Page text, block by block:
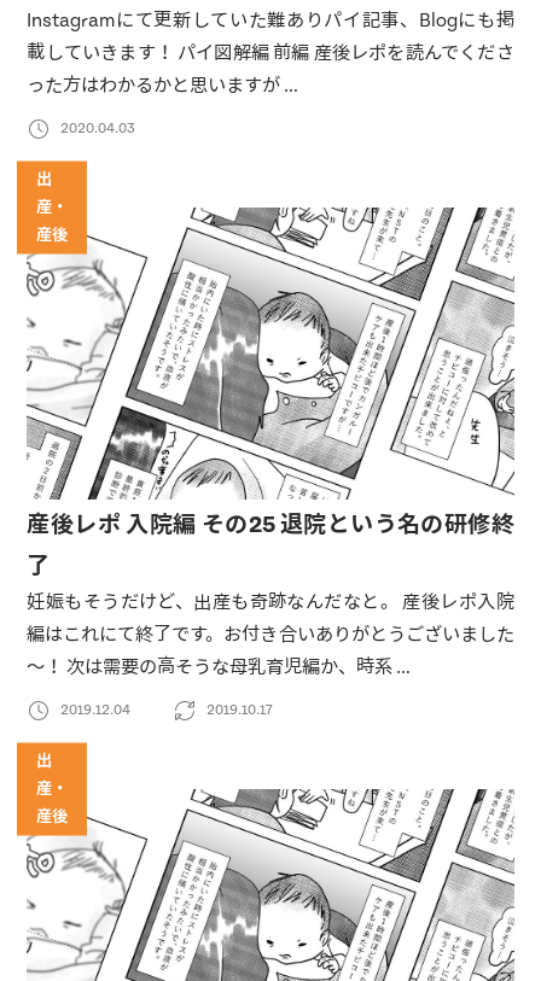
Instagramにて更新していた難ありパイ記事、Blogにも掲
載していきます！ パイ図解編 前編 産後レポを読んでくださ
った方はわかるかと思いますが …
2020.04.03
出
産・
産後
産後レポ 入院編 その25 退院という名の研修終
了
妊娠もそうだけど、出産も奇跡なんだなと。 産後レポ入院
編はこれにて終了です。お付き合いありがとうございました
～！ 次は需要の高そうな母乳育児編か、時系 …
2019.12.04 2019.10.17
出
産・
産後